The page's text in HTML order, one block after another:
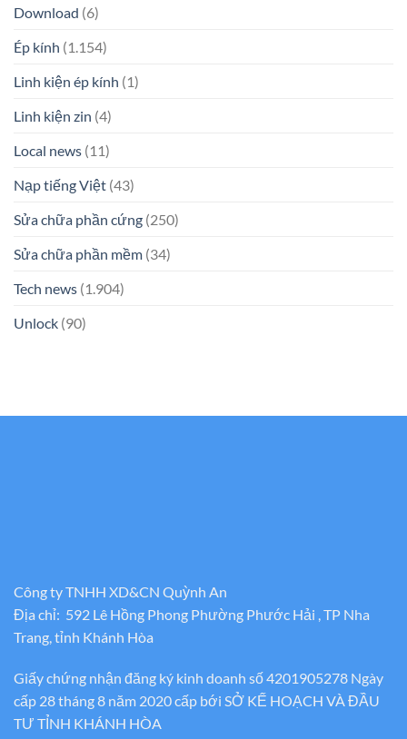
Download (6)
Ép kính (1.154)
Linh kiện ép kính (1)
Linh kiện zin (4)
Local news (11)
Nạp tiếng Việt (43)
Sửa chữa phần cứng (250)
Sửa chữa phần mềm (34)
Tech news (1.904)
Unlock (90)
Công ty TNHH XD&CN Quỳnh An
Địa chỉ: 592 Lê Hồng Phong Phường Phước Hải , TP Nha
Trang, tỉnh Khánh Hòa
Giấy chứng nhận đăng ký kinh doanh số 4201905278 Ngày
cấp 28 tháng 8 năm 2020 cấp bới SỞ KẾ HOẠCH VÀ ĐẦU
TƯ TỈNH KHÁNH HÒA